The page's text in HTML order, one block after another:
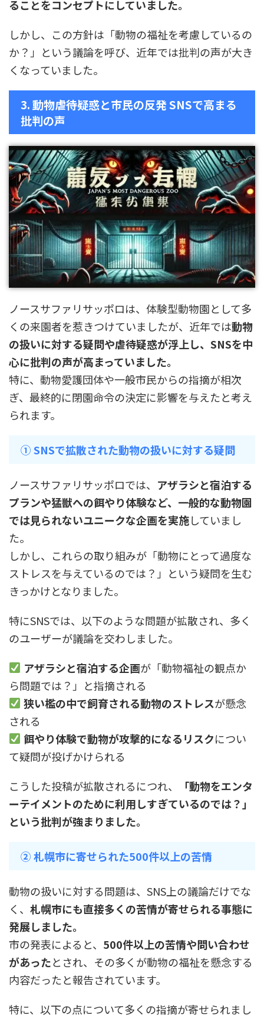
ることをコンセプトにしていました。
しかし、この方針は「動物の福祉を考慮しているの
か？」という議論を呼び、近年では批判の声が大き
くなっていました。
3. 動物虐待疑惑と市民の反発 SNSで高まる
批判の声
ノースサファリサッポロは、体験型動物園として多
くの来園者を惹きつけていましたが、近年では動物
の扱いに対する疑問や虐待疑惑が浮上し、SNSを中
心に批判の声が高まっていました。
特に、動物愛護団体や一般市民からの指摘が相次
ぎ、最終的に閉園命令の決定に影響を与えたと考え
られます。
① SNSで拡散された動物の扱いに対する疑問
ノースサファリサッポロでは、 アザラシと宿泊する
プランや猛獣への餌やり体験など、一般的な動物園
では見られないユニークな企画を実施していまし
た。
しかし、これらの取り組みが「動物にとって過度な
ストレスを与えているのでは？」という疑問を生む
きっかけとなりました。
特にSNSでは、以下のような問題が拡散され、多く
のユーザーが議論を交わしました。
アザラシと宿泊する企画が「動物福祉の観点か
ら問題では？」と指摘される
狭い檻の中で飼育される動物のストレスが懸念
される
餌やり体験で動物が攻撃的になるリスクについ
て疑問が投げかけられる
こうした投稿が拡散されるにつれ、
「動物をエンタ
ーテイメントのために利用しすぎているのでは？」
という批判が強まりました。
② 札幌市に寄せられた500件以上の苦情
動物の扱いに対する問題は、SNS上の議論だけでな
く、 札幌市にも直接多くの苦情が寄せられる事態に
発展しました。
市の発表によると、 500件以上の苦情や問い合わせ
があったとされ、その多くが動物の福祉を懸念する
内容だったと報告されています。
特に、以下の点について多くの指摘が寄せられまし